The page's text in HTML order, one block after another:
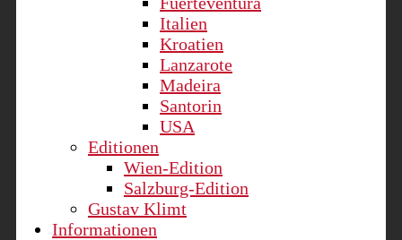
Italien
Kroatien
Lanzarote
Madeira
Santorin
USA
Editionen
Wien-Edition
Salzburg-Edition
Gustav Klimt
Informationen